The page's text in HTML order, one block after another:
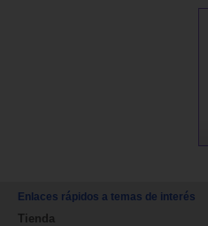
Enlaces rápidos a temas de interés
Tienda